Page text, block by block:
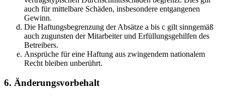
auch für mittelbare Schäden, insbesondere entgangenen
Gewinn.
Die Haftungsbegrenzung der Absätze a bis c gilt sinngemäß
auch zugunsten der Mitarbeiter und Erfüllungsgehilfen des
Betreibers.
Ansprüche für eine Haftung aus zwingendem nationalem
Recht bleiben unberührt.
6. Änderungsvorbehalt